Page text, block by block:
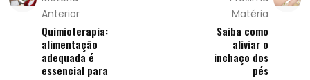
Anterior
Quimioterapia:
alimentação
adequada é
essencial para
Matéria
Saiba como
aliviar o
inchaço dos
pés